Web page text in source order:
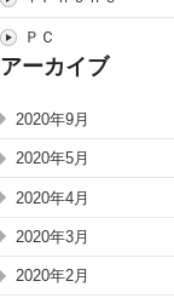
ＰＣ
アーカイブ
2020年9月
2020年5月
2020年4月
2020年3月
2020年2月